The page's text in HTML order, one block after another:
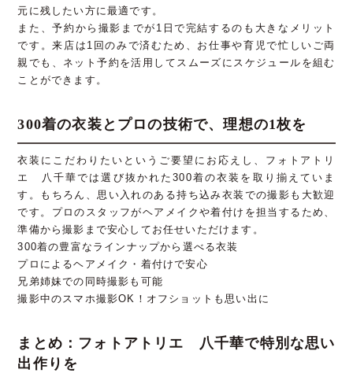
元に残したい方に最適です。
また、予約から撮影までが1日で完結するのも大きなメリット
です。来店は1回のみで済むため、お仕事や育児で忙しいご両
親でも、ネット予約を活用してスムーズにスケジュールを組む
ことができます。
300着の衣装とプロの技術で、理想の1枚を
衣装にこだわりたいというご要望にお応えし、フォトアトリ
エ 八千華では選び抜かれた300着の衣装を取り揃えていま
す。もちろん、思い入れのある持ち込み衣装での撮影も大歓迎
です。プロのスタッフがヘアメイクや着付けを担当するため、
準備から撮影まで安心してお任せいただけます。
300着の豊富なラインナップから選べる衣装
プロによるヘアメイク・着付けで安心
兄弟姉妹での同時撮影も可能
撮影中のスマホ撮影OK！オフショットも思い出に
まとめ：フォトアトリエ 八千華で特別な思い
出作りを